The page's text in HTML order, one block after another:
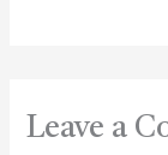
Leave a